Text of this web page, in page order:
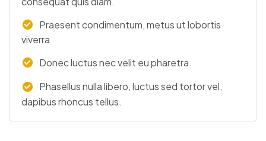
Praesent condimentum, metus ut lobortis
viverra
Donec luctus nec velit eu pharetra.
Phasellus nulla libero, luctus sed tortor vel,
dapibus rhoncus tellus.